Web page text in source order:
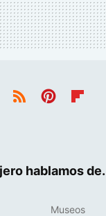
hablamos
Museos